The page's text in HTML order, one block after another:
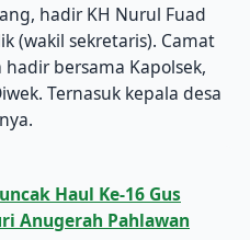
hadir KH Nurul Fuad
(wakil sekretaris). Camat
bersama Kapolsek,
Ternasuk kepala desa
Haul Ke-16 Gus
Anugerah Pahlawan